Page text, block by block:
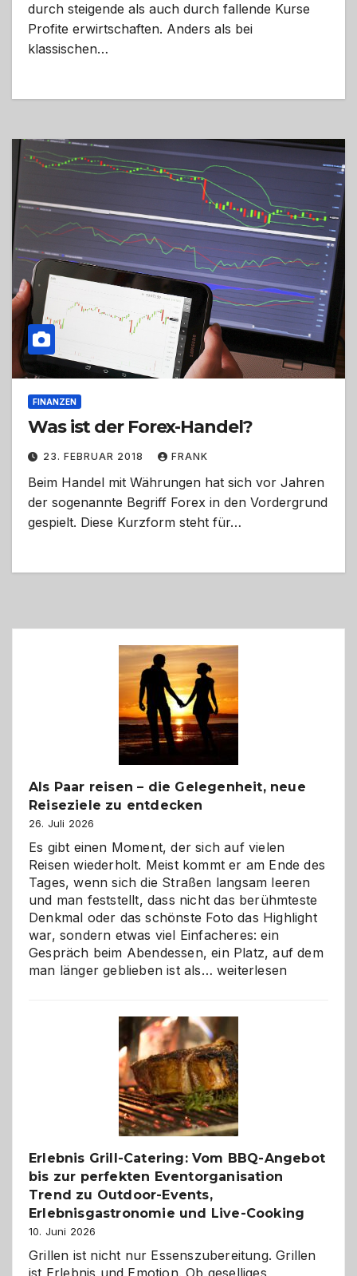
durch steigende als auch durch fallende Kurse
Profite erwirtschaften. Anders als bei
klassischen…
FINANZEN
Was ist der Forex-Handel?
23. FEBRUAR 2018 FRANK
Beim Handel mit Währungen hat sich vor Jahren
der sogenannte Begriff Forex in den Vordergrund
gespielt. Diese Kurzform steht für…
Als Paar reisen – die Gelegenheit, neue
Reiseziele zu entdecken
26. Juli 2026
Es gibt einen Moment, der sich auf vielen
Reisen wiederholt. Meist kommt er am Ende des
Tages, wenn sich die Straßen langsam leeren
und man feststellt, dass nicht das berühmteste
Denkmal oder das schönste Foto das Highlight
war, sondern etwas viel Einfacheres: ein
Gespräch beim Abendessen, ein Platz, auf dem
man länger geblieben ist als… Als
–
die
Gelegenheit,
neue
Reiseziele
zu
entdecken
weiterlesen
Erlebnis Grill-Catering: Vom BBQ-Angebot
bis zur perfekten Eventorganisation
Trend zu Outdoor-Events,
Erlebnisgastronomie und Live-Cooking
10. Juni 2026
Grillen ist nicht nur Essenszubereitung. Grillen